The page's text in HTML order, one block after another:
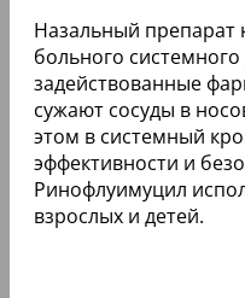
Назальный препарат
больного системного
задействованные
сужают сосуды в
этом в системный
эффективности и
Ринофлуимуцил
взрослых и детей.